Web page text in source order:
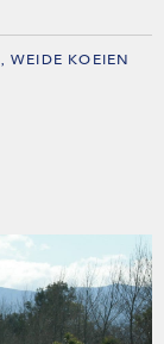
,WEIDE KOEIEN